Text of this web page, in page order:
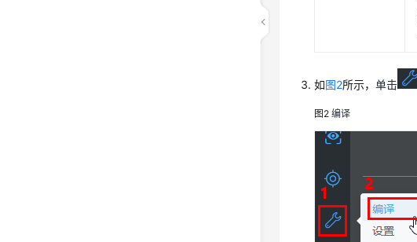
如图2所示，单击
图2编译